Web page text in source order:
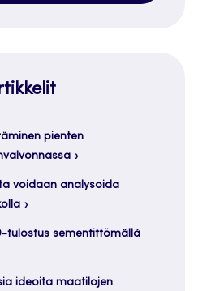
pienten
voidaan analysoida
tulostus sementittömällä
ideoita maatilojen